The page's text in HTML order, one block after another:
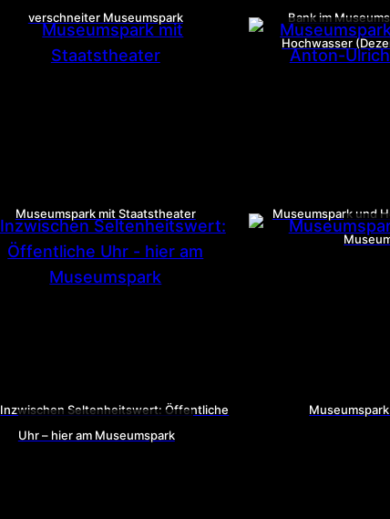
verschneiter Museumspark
Bank im
Hochwasser
Museumspark mit Staatstheater
Museumspark und
Inzwischen Seltenheitswert: Öffentliche
Uhr – hier am Museumspark